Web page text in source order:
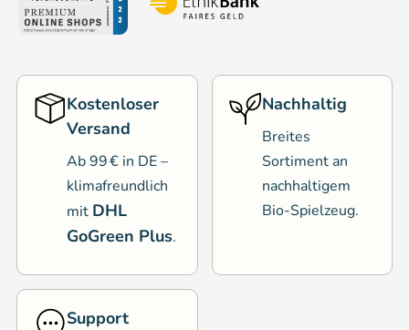
Kostenloser
Versand
Ab 99 € in DE –
klimafreundlich
mit DHL
GoGreen Plus.
Nachhaltig
Breites
Sortiment an
nachhaltigem
Bio-Spielzeug.
Support